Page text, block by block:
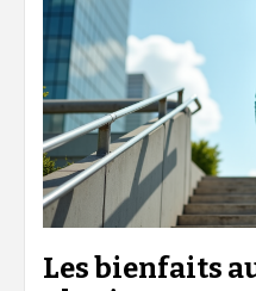
Les bienfaits